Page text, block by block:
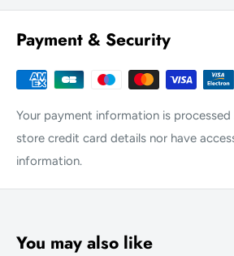
Payment & Security
Your payment information is processed
store credit card details nor have
information.
You may also like